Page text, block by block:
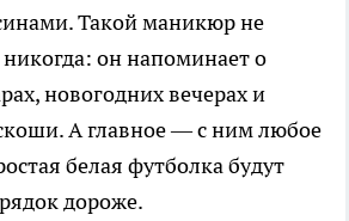
Такой маникюр не
он напоминает о
новогодних вечерах и
А главное — с ним любое
белая футболка будут
дороже.